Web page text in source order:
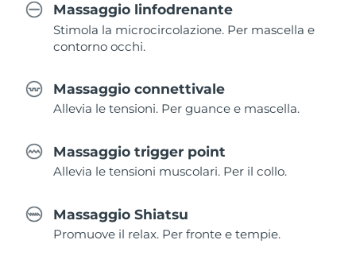
Massaggio linfodrenante
Stimola la microcircolazione. Per mascella e
contorno occhi.
Massaggio connettivale
Allevia le tensioni. Per guance e mascella.
Massaggio trigger point
Allevia le tensioni muscolari. Per il collo.
Massaggio Shiatsu
Promuove il relax. Per fronte e tempie.